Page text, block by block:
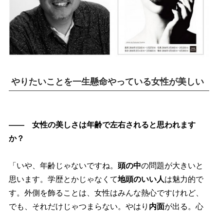
りたいことを一生懸命やっている女性が美しい
―― 女性の美しさは年齢で左右されると思われます
か？
「いや、年齢じゃないですね。 頭の中の問題が大きいと
思います。学歴とかじゃなくて地頭のいい人は魅力的で
す。外側を飾ることは、女性はみんな熱心ですけれど、
でも、それだけじゃつまらない。やはり 内面が出る。心